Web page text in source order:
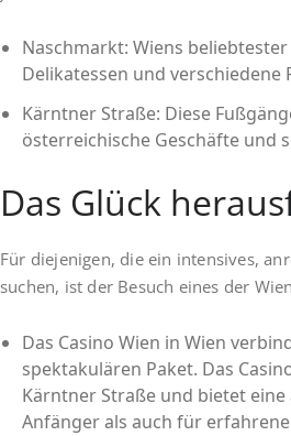
Naschmarkt: Wiens
Delikatessen und verschiedene
Kärntner Straße: Diese
österreichische Geschäfte und
Das Glück
Für diejenigen, die ein intensives,
suchen, ist der Besuch eines der
Das Casino Wien in Wien
spektakulären Paket. Das
Kärntner Straße und bietet
Anfänger als auch für